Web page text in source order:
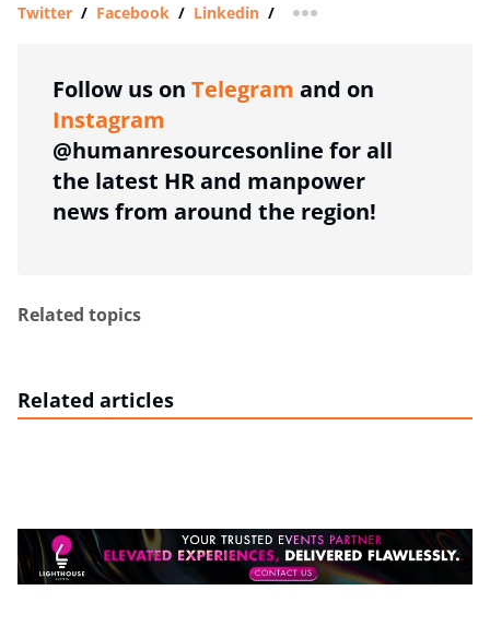
Twitter / Facebook / Linkedin / more sharing option
Follow us on Telegram and on
Instagram
@humanresourcesonline for all
the latest HR and manpower
news from around the region!
Related topics
Related articles